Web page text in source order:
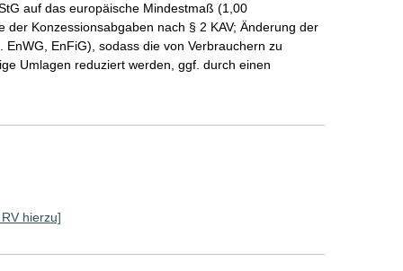
auf das europäische Mindestmaß (1,00
Konzessionsabgaben nach § 2 KAV; Änderung der
EnFiG), sodass die von Verbrauchern zu
Umlagen reduziert werden, ggf. durch einen
hierzu]